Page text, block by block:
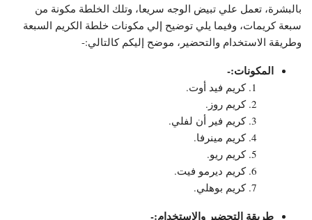
بالبشرة، تعمل علي تبيض الوجه سريعا، وتلك الخلطة مكونة من
سبعة كريمات، وفيما يلي توضيح إلي مكونات خلطة الكريم السبعة
وطريقة الاستخدام والتحضير، موضح إليكم كالتالي:-
المكونات:-
كريم فيد أوت.
كريم روز.
كريم فير أن لفلي.
كريم مينرفا.
كريم ريو.
كريم ديرمو فيت.
كريم بوهلي.
طريقة التحضير والاستخدام:-